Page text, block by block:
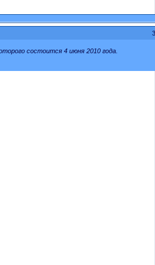
3
состоится 4 июня 2010 года.